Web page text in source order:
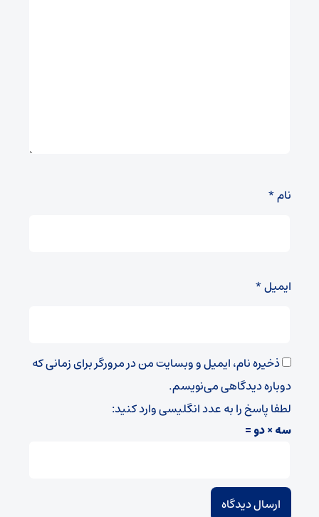
نام*
ایمیل*
ذخیره نام، ایمیل و وبسایت من در مرورگر برای زمانی که
دوباره دیدگاهی می‌نویسم.
لطفا پاسخ را به عدد انگلیسی وارد کنید:
سه × دو =